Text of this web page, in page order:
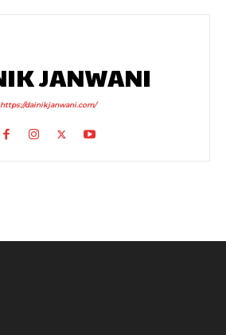
JANWANI
https://dainikjanwani.com/